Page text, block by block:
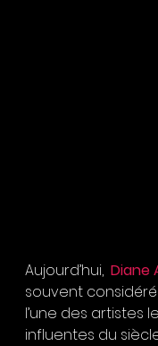
Aujourd’hui, Diane
souvent
l’une des artistes
influentes du